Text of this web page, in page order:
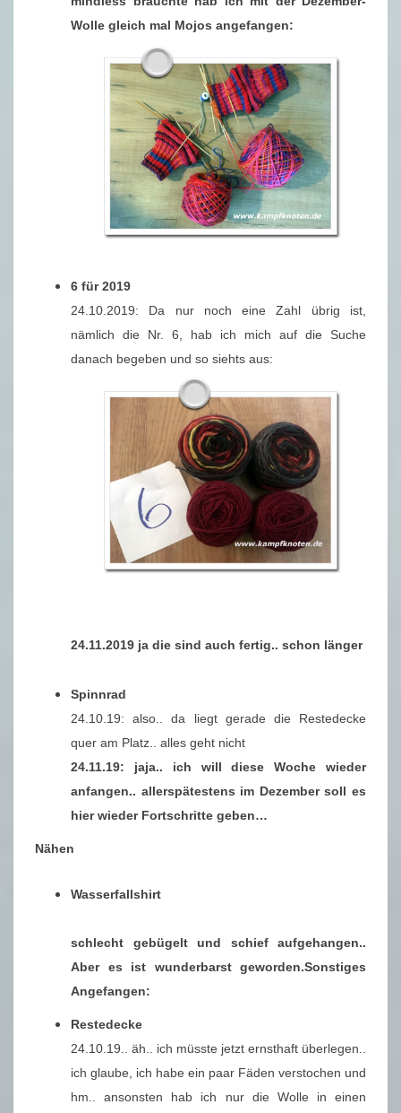
Wolle gleich mal Mojos angefangen:
6 für 2019
24.10.2019: Da nur noch eine Zahl übrig ist,
nämlich die Nr. 6, hab ich mich auf die Suche
danach begeben und so siehts aus:
24.11.2019 ja die sind auch fertig.. schon länger
Spinnrad
24.10.19: also.. da liegt gerade die Restedecke
quer am Platz.. alles geht nicht
24.11.19: jaja.. ich will diese Woche wieder
anfangen.. allerspätestens im Dezember soll es
hier wieder Fortschritte geben…
Nähen
Wasserfallshirt
schlecht gebügelt und schief aufgehangen..
Aber es ist wunderbarst geworden.Sonstiges
Angefangen:
Restedecke
24.10.19.. äh.. ich müsste jetzt ernsthaft überlegen..
ich glaube, ich habe ein paar Fäden verstochen und
hm.. ansonsten hab ich nur die Wolle in einen